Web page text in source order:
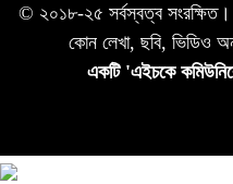
© ২০১৮-২৫ সর্বস্বত্ব সংরক্ষিত।
কোন লেখা, ছবি, ভিডিও
একটি 'এইচকে